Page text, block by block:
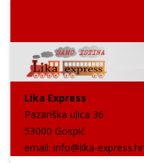
Lika Express
Pazariška ulica 36
53000 Gospić
email: info@lika-express.hr